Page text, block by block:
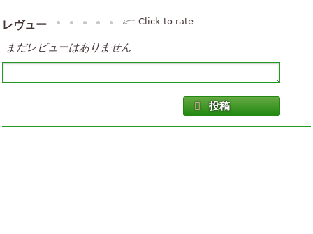
レヴュー Click to rate
まだレビューはありません
投稿